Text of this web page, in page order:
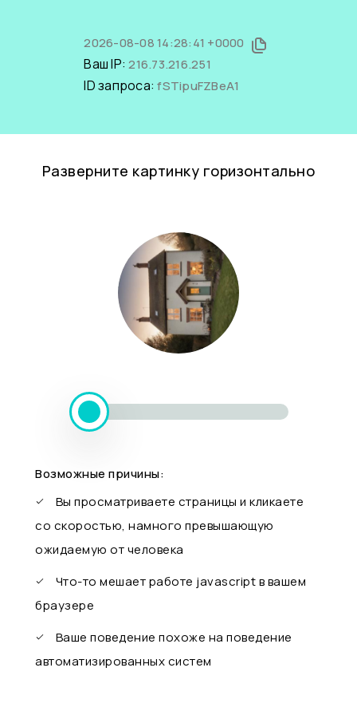
2026-08-08 14:28:41 +0000
Ваш IP:216.73.216.251
ID запроса:fSTipuFZBeA1
Разверните картинку горизонтально
Возможные причины:
Вы просматриваете страницы и кликаете
со скоростью, намного превышающую
ожидаемую от человека
Что-то мешает работе javascript в вашем
браузере
Ваше поведение похоже на поведение
автоматизированных систем